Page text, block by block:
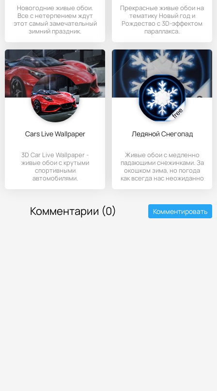
Новогодние живые обои.
Все с нетерпением ждут
этот самый замечательный
зимний праздник.
Прекрасные живые обои на
тематику Новый год и
Рождество с 3D-эффектом
параллакса.
Cars Live Wallpaper
3D Car Live Wallpaper -
живые обои с крутыми
спортивными
автомобилями.
Ледяной Снегопад
Живые обои с медленно
падающими снежинками. За
окошком зима, но погода
как всегда нас неожиданно
Комментарии (0) Комментировать